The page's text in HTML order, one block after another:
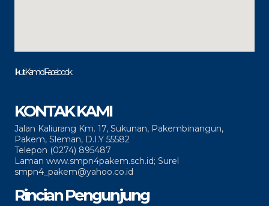
Ikuti Kami di Facebook
KONTAK KAMI
Jalan Kaliurang Km. 17, Sukunan, Pakembinangun,
Pakem, Sleman, D.I.Y 55582
Telepon (0274) 895487
Laman www.smpn4pakem.sch.id; Surel
smpn4_pakem@yahoo.co.id
Rincian Pengunjung